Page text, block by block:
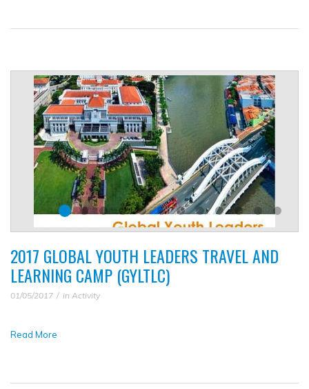
2017 GLOBAL YOUTH LEADERS TRAVEL AND
LEARNING CAMP (GYLTLC)
01/05/2017 in Activity
Read More